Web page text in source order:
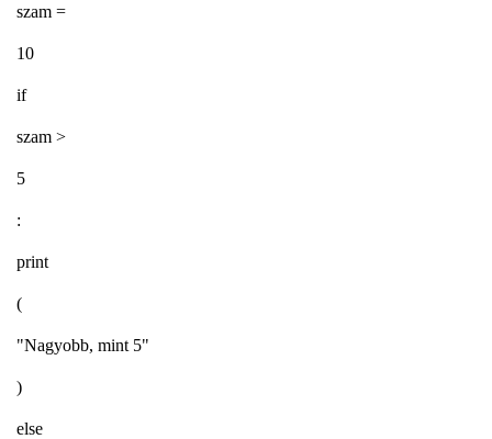
szam =
10
if
szam >
5
:
print
(
"Nagyobb, mint 5"
)
else